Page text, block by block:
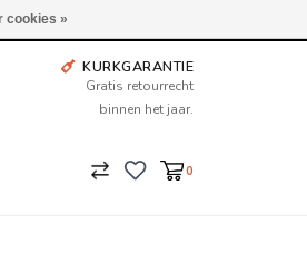
deur. Afhalen is mogelijk.
KURKGARANTIE
Gratis retourrecht
binnen het jaar.
0
cookies »